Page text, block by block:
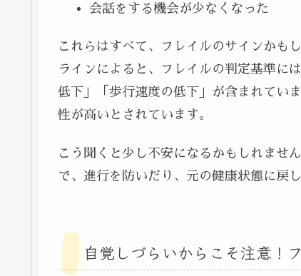
会話をする機会が少なくなった
これらはすべて、フレイルのサインかも
ラインによると、フレイルの判定基準に
低下」「歩行速度の低下」が含まれてい
性が高いとされています。
こう聞くと少し不安になるかもしれませ
で、進行を防いだり、元の健康状態に戻
自覚しづらいからこそ注意！